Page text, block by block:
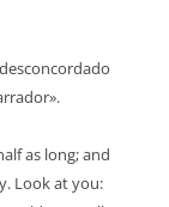
as long; and
Look at you: